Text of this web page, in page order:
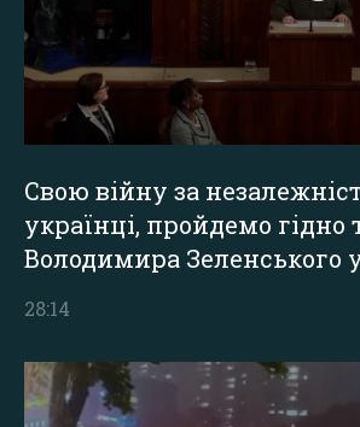
Свою війну за
українці, пройдемо
Володимира Зеленського
28:14